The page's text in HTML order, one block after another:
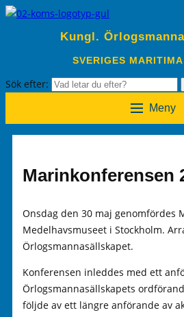
Kungl.
SVERIGES
Sök efter:
Meny
Marinkonferensen
Onsdag den 30 maj genomfördes
Medelhavsmuseet i Stockholm.
Örlogsmannasällskapet.
Konferensen inleddes med ett
Örlogsmannasällskapets
följde av ett längre anförande av